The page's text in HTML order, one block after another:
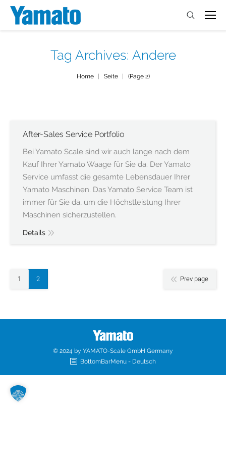
Tag Archives: Andere
Home Seite (Page 2)
After-Sales Service Portfolio
Bei Yamato Scale sind wir auch lange nach dem
Kauf Ihrer Yamato Waage für Sie da. Der Yamato
Service umfasst die gesamte Lebensdauer Ihrer
Yamato Maschinen. Das Yamato Service Team ist
immer für Sie da, um die Höchstleistung Ihrer
Maschinen sicherzustellen.
Details
1 2 Prev page
© 2024 by YAMATO-Scale GmbH Germany
BottomBarMenu - Deutsch